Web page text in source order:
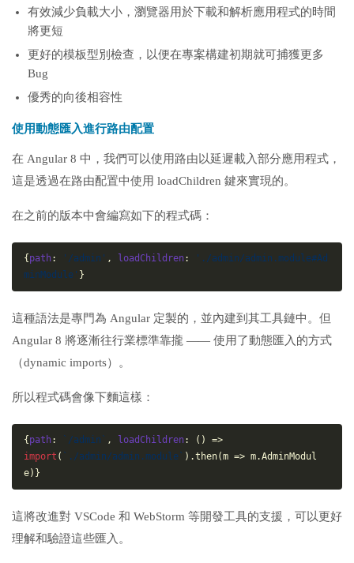
有效減少負載大小，瀏覽器用於下載和解析應用程式的時間
將更短
更好的模板型別檢查，以便在專案構建初期就可捕獲更多
Bug
優秀的向後相容性
使用動態匯入進行路由配置
在 Angular 8 中，我們可以使用路由以延遲載入部分應用程式，
這是透過在路由配置中使用 loadChildren 鍵來實現的。
在之前的版本中會編寫如下的程式碼：
{ path: '/admin' , loadChildren:
'./admin/admin.module#Ad
minModule' }
這種語法是專門為 Angular 定製的，並內建到其工具鏈中。但
Angular 8 將逐漸往行業標準靠攏 —— 使用了動態匯入的方式
（dynamic imports）。
所以程式碼會像下麵這樣：
{ path: `/admin` , loadChildren: ()
=>
import ( `./admin/admin.module` ).then(m => m.AdminModul
e)}
這將改進對 VSCode 和 WebStorm 等開發工具的支援，可以更好
理解和驗證這些匯入。